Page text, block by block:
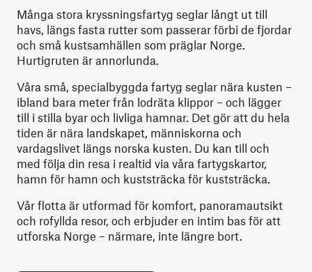
Många stora kryssningsfartyg seglar långt ut till
havs, längs fasta rutter som passerar förbi de fjordar
och små kustsamhällen som präglar Norge.
Hurtigruten är annorlunda.
Våra små, specialbyggda fartyg seglar nära kusten –
ibland bara meter från lodräta klippor – och lägger
till i stilla byar och livliga hamnar. Det gör att du hela
tiden är nära landskapet, människorna och
vardagslivet längs norska kusten. Du kan till och
med följa din resa i realtid via våra fartygskartor,
hamn för hamn och kuststräcka för kuststräcka.
Vår flotta är utformad för komfort, panoramautsikt
och rofyllda resor, och erbjuder en intim bas för att
utforska Norge – närmare, inte längre bort.